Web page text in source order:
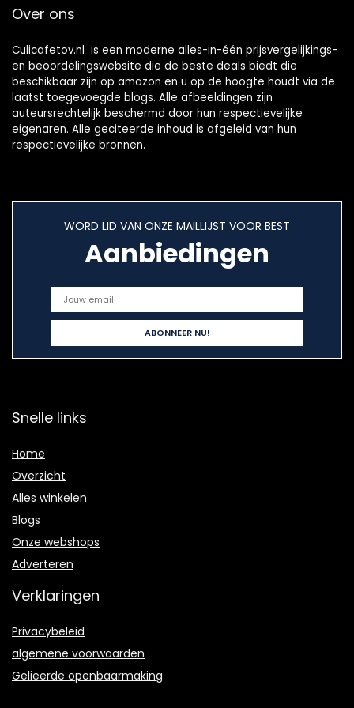
Over ons
Culicafetov.nl is een moderne alles-in-één prijsvergelijkings-
en beoordelingswebsite die de beste deals biedt die
beschikbaar zijn op amazon en u op de hoogte houdt via de
laatst toegevoegde blogs. Alle afbeeldingen zijn
auteursrechtelijk beschermd door hun respectievelijke
eigenaren. Alle geciteerde inhoud is afgeleid van hun
respectievelijke bronnen.
WORD LID VAN ONZE MAILLIJST VOOR BEST
Aanbiedingen
Snelle links
Home
Overzicht
Alles winkelen
Blogs
Onze webshops
Adverteren
Verklaringen
Privacybeleid
algemene voorwaarden
Gelieerde openbaarmaking